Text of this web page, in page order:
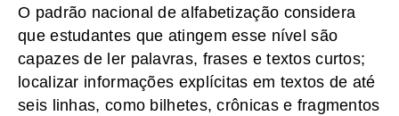
O padrão nacional de alfabetização considera
que estudantes que atingem esse nível são
capazes de ler palavras, frases e textos curtos;
localizar informações explícitas em textos de até
seis linhas, como bilhetes, crônicas e fragmentos